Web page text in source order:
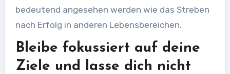
bedeutend angesehen werden wie das Streben
nach Erfolg in anderen Lebensbereichen.
Bleibe fokussiert auf deine
Ziele und lasse dich nicht